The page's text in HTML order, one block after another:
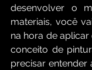
desenvolver o
materiais, você
na hora de
conceito de
precisar entender